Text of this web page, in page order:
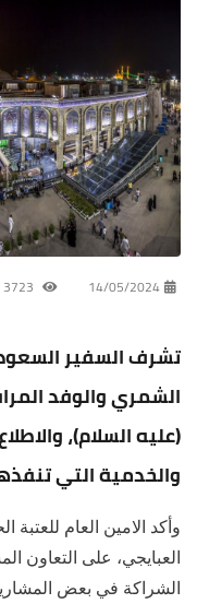
14/05/2024
تشرف السفير
الشمري والوفد
(عليه السلام)،
والخدمية التي
وأكد الامين العام
العبايجي، على التعاون
الشراكة في بعض